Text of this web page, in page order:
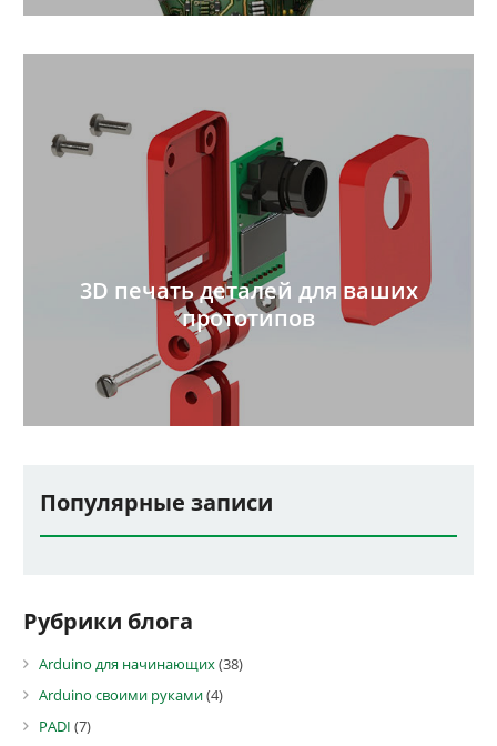
3D печать деталей для ваших
прототипов
Популярные записи
Рубрики блога
Arduino для начинающих(38)
Arduino своими руками(4)
PADI (7)